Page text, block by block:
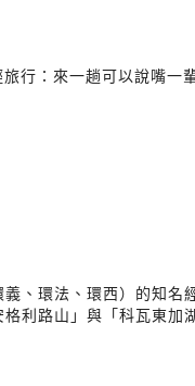
行：來一趟可以說嘴一
、環法、環西）的知
利路山」與「科瓦東